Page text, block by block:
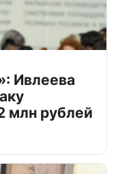
Ивлеева
млн рублей